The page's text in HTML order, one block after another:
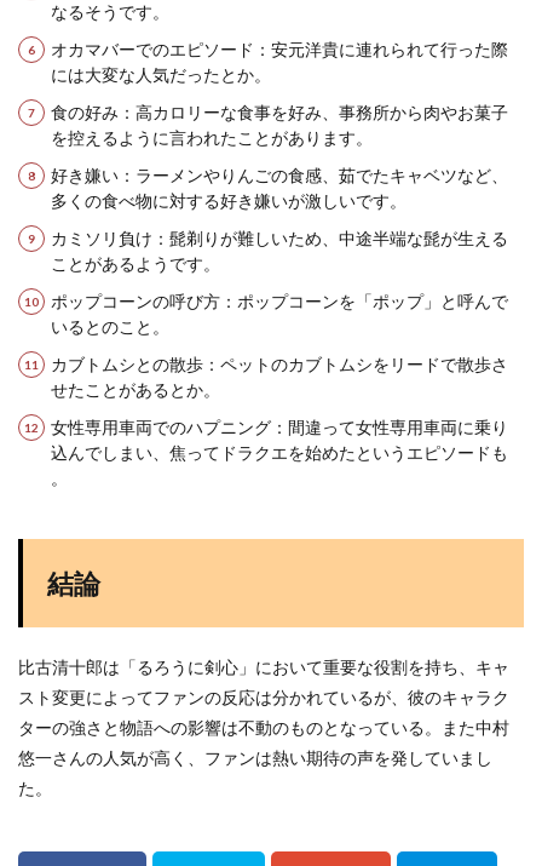
なるそうです​​。
オカマバーでのエピソード：安元洋貴に連れられて行った際
には大変な人気だったとか​​。
食の好み：高カロリーな食事を好み、事務所から肉やお菓子
を控えるように言われたことがあります​​。
好き嫌い：ラーメンやりんごの食感、茹でたキャベツなど、
多くの食べ物に対する好き嫌いが激しいです​​。
カミソリ負け：髭剃りが難しいため、中途半端な髭が生える
ことがあるようです​​。
ポップコーンの呼び方：ポップコーンを「ポップ」と呼んで
いるとのこと​ ​。
カブトムシとの散歩：ペットのカブトムシをリードで散歩さ
せたことがあるとか​​。
女性専用車両でのハプニング：間違って女性専用車両に乗り
込んでしまい、焦ってドラクエを始めたというエピソードも​
。
結論
比古清十郎は「るろうに剣心」において重要な役割を持ち、キャ
スト変更によってファンの反応は分かれているが、彼のキャラク
ターの強さと物語への影響は不動のものとなっている。また中村
悠一さんの人気が高く、ファンは熱い期待の声を発していまし
た。